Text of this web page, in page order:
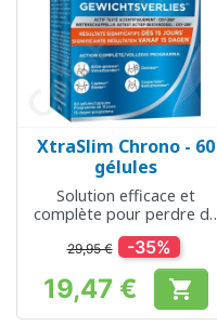
XtraSlim Chrono - 60
gélules
Solution efficace et
complète pour perdre du
poids
29,95 € -35%
Prix
19,47 € 